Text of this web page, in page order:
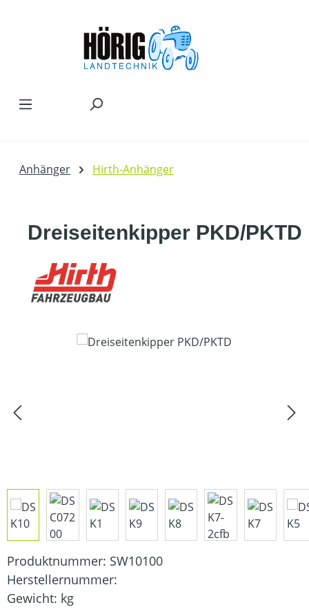
Anhänger Hirth-Anhänger
Dreiseitenkipper PKD/PKTD
Bildergalerie überspringen
Produktnummer: SW10100
Herstellernummer:
Gewicht: kg